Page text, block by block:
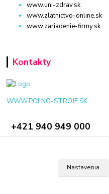
www.uni-zdrav.sk
www.zlatnictvo-online.sk
www.zariadenie-firmy.sk
Kontakty
WWW.POLNO-STROJE.SK
+421 940 949 000
Nastavenia